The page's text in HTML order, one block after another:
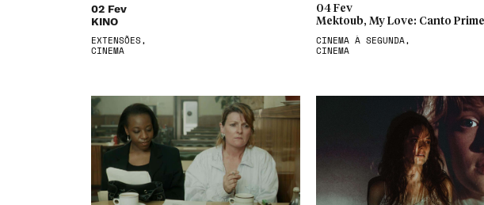
02 Fev
KINO
EXTENSÕES,
CINEMA
04 Fev
Mektoub, My Love: Canto
CINEMA À SEGUNDA,
CINEMA